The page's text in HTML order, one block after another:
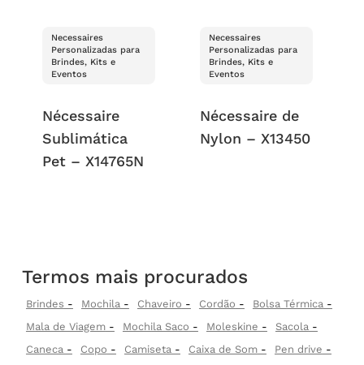
Necessaires
Personalizadas para
Brindes, Kits e
Eventos
Nécessaire
Sublimática
Pet – X14765N
Necessaires
Personalizadas para
Brindes, Kits e
Eventos
Nécessaire de
Nylon – X13450
Termos mais procurados
Brindes Mochila Chaveiro Cordão
Bolsa Térmica
Mala de Viagem
Mochila Saco Moleskine
Sacola
Caneca
Copo Camiseta Caixa de Som
Pen drive